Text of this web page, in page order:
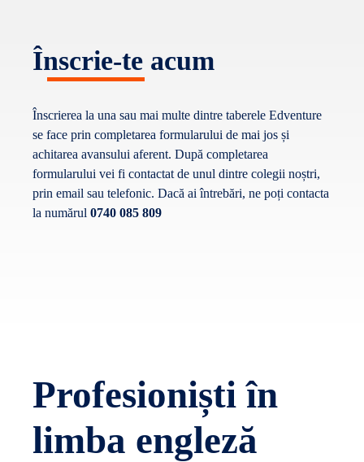
Înscrie-te acum
Înscrierea la una sau mai multe dintre taberele Edventure
se face prin completarea formularului de mai jos și
achitarea avansului aferent. După completarea
formularului vei fi contactat de unul dintre colegii noștri,
prin email sau telefonic. Dacă ai întrebări, ne poți contacta
la numărul 0740 085 809
Profesioniști în
limba engleză